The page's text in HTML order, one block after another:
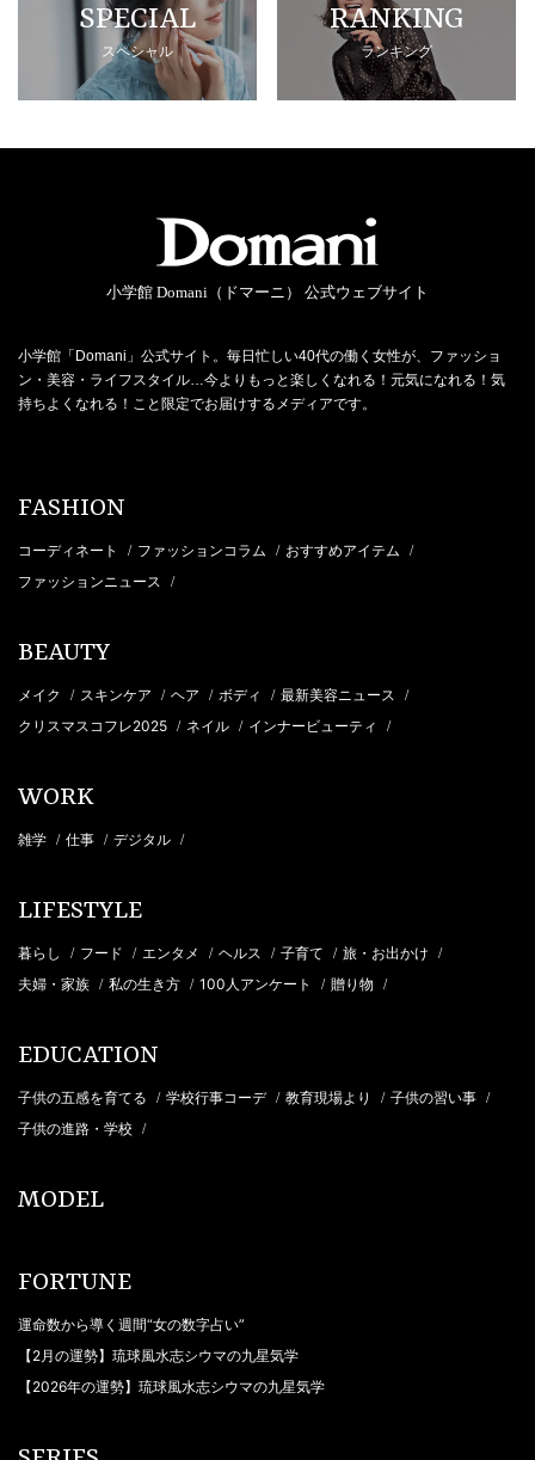
SPECIAL
スペシャル
RANKING
ランキング
小学館 Domani（ドマーニ） 公式ウェブサイト
小学館「Domani」公式サイト。毎日忙しい40代の働く女性が、ファッショ
ン・美容・ライフスタイル…今よりもっと楽しくなれる！元気になれる！気
持ちよくなれる！こと限定でお届けするメディアです。
FASHION
コーディネート / ファッションコラム / おすすめアイテム /
ファッションニュース /
BEAUTY
メイク / スキンケア / ヘア / ボディ / 最新美容ニュース /
クリスマスコフレ2025 / ネイル / インナービューティ /
WORK
雑学 / 仕事 / デジタル /
LIFESTYLE
暮らし / フード / エンタメ / ヘルス / 子育て / 旅・お出かけ /
夫婦・家族 / 私の生き方 / 100人アンケート / 贈り物 /
EDUCATION
子供の五感を育てる / 学校行事コーデ / 教育現場より / 子供の習い事 /
子供の進路・学校 /
MODEL
FORTUNE
運命数から導く週間“女の数字占い”
【2月の運勢】琉球風水志シウマの九星気学
【2026年の運勢】琉球風水志シウマの九星気学